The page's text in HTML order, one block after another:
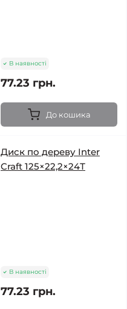
В наявності
77.23 грн.
До кошика
Диск по дереву Inter
Craft 125×22,2×24Т
В наявності
77.23 грн.